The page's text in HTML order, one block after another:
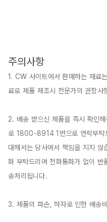
주의사항
1. CW 사이트에서 판매하는 재료
료로 제품 제조시 전문가의 권장사
2. 배송 받으신 제품을 즉시 확인
로 1800-8914 1번으로 연락부탁
대해서는 당사에서 책임을 지지
화 부탁드리며 전화통화가 없이
송처리됩니다.
3. 제품의 파손, 하자로 인한 배송